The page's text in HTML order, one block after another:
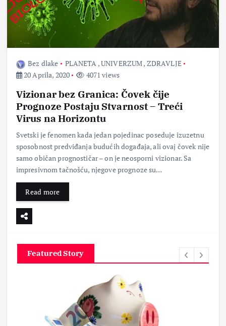
Bez dlake PLANETA ,UNIVERZUM, ZDRAVLJE
20 Aprila, 2020
4071 views
Vizionar bez Granica: Čovek čije
Prognoze Postaju Stvarnost – Treći
Virus na Horizontu
Svetski je fenomen kada jedan pojedinac poseduje izuzetnu
sposobnost predviđanja budućih događaja, ali ovaj čovek nije
samo običan prognostičar – on je neosporni vizionar. Sa
impresivnom tačnošću, njegove prognoze su…
Read more
Featured Story